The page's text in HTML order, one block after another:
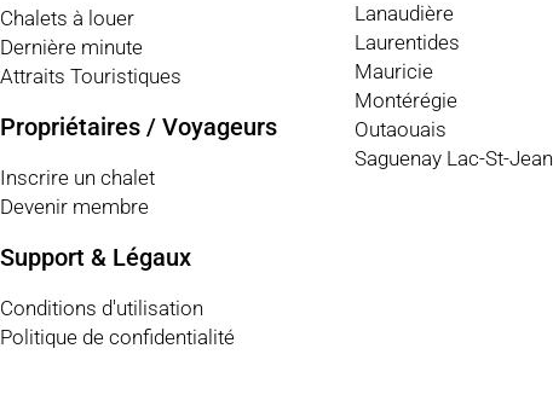
Chalets à louer
Dernière minute
Attraits Touristiques
Propriétaires / Voyageurs
Inscrire un chalet
Devenir membre
Support & Légaux
Conditions d'utilisation
Politique de confidentialité
Lanaudière
Laurentides
Mauricie
Montérégie
Outaouais
Saguenay Lac-St-Jean